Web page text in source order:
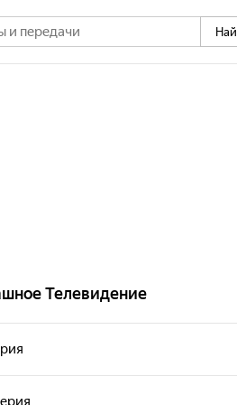
Телевидение
предстоит решить сложную морально-